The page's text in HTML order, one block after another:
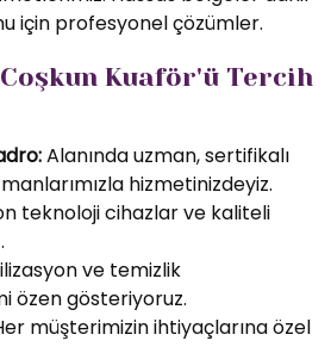
için profesyonel çözümler.
Kuaför'ü Tercih
Alanında uzman, sertifikalı
hizmetinizdeyiz.
teknoloji cihazlar ve kaliteli
ve temizlik
özen gösteriyoruz.
müşterimizin ihtiyaçlarına özel